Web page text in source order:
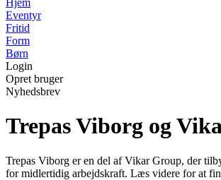
Hjem
Eventyr
Fritid
Form
Børn
Login
Opret bruger
Nyhedsbrev
Trepas Viborg og
Trepas Viborg er en del af Vikar Group, der
for midlertidig arbejdskraft. Læs videre for at